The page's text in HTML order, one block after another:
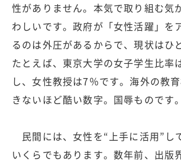
性がありません。本気で取り組む気
わしいです。政府が「女性活躍」を
るのは外圧があるからで、現状はひ
たとえば、東京大学の女子学生比率
し、女性教授は7％です。海外の教
きないほど酷い数字。国辱ものです。
民間には、女性を“上手に活用”し
いくらでもあります。数年前、出版